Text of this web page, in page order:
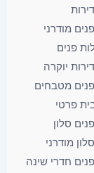
מודרני
פנים
יוקרה
פנים מטבחים
פרטי
סלון
מודרני
חדרי שינה